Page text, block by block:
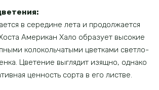
в середине лета и продолжается
Американ Хало образует высокие
колокольчатыми цветками светло-
Цветение выглядит изящно, однако
ценность сорта в его листве.